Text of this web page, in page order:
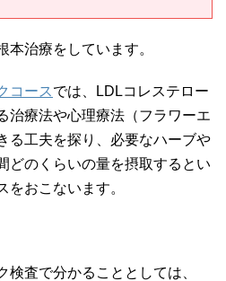
本治療をしています。
コース では、LDLコレステロー
治療法や心理療法（フラワーエ
る工夫を探り、必要なハーブや
どのくらいの量を摂取するとい
をおこないます。
検査で分かることとしては、